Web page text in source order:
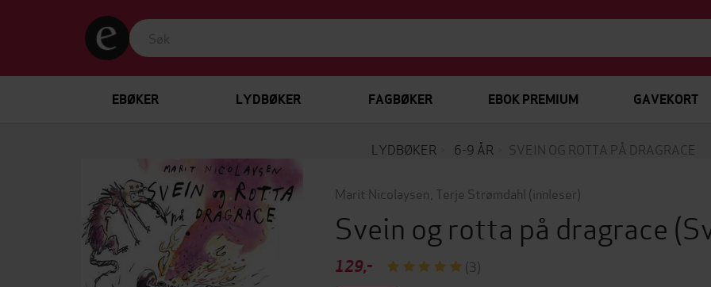
EBØKER LYDBØKER FAGBØKER EBOK PREMIUM GAVEKORT
LYDBØKER 6-9 ÅR SVEIN OG ROTTA PÅ DRAGRACE
Marit Nicolaysen Terje Strømdahl (innleser)
Svein og rotta på dragrace
129,- (3)